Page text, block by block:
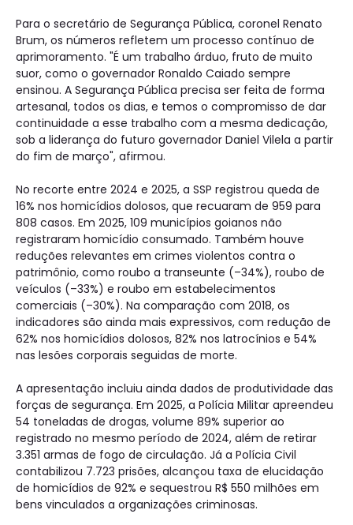
Para o secretário de Segurança Pública, coronel Renato
Brum, os números refletem um processo contínuo de
aprimoramento. "É um trabalho árduo, fruto de muito
suor, como o governador Ronaldo Caiado sempre
ensinou. A Segurança Pública precisa ser feita de forma
artesanal, todos os dias, e temos o compromisso de dar
continuidade a esse trabalho com a mesma dedicação,
sob a liderança do futuro governador Daniel Vilela a partir
do fim de março", afirmou.
No recorte entre 2024 e 2025, a SSP registrou queda de
16% nos homicídios dolosos, que recuaram de 959 para
808 casos. Em 2025, 109 municípios goianos não
registraram homicídio consumado. Também houve
reduções relevantes em crimes violentos contra o
patrimônio, como roubo a transeunte (–34%), roubo de
veículos (–33%) e roubo em estabelecimentos
comerciais (–30%). Na comparação com 2018, os
indicadores são ainda mais expressivos, com redução de
62% nos homicídios dolosos, 82% nos latrocínios e 54%
nas lesões corporais seguidas de morte.
A apresentação incluiu ainda dados de produtividade das
forças de segurança. Em 2025, a Polícia Militar apreendeu
54 toneladas de drogas, volume 89% superior ao
registrado no mesmo período de 2024, além de retirar
3.351 armas de fogo de circulação. Já a Polícia Civil
contabilizou 7.723 prisões, alcançou taxa de elucidação
de homicídios de 92% e sequestrou R$ 550 milhões em
bens vinculados a organizações criminosas.